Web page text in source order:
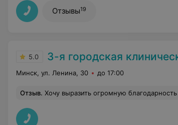
Отзывы19
5.0 3-я городская клиническая
Минск, ул. Ленина, 30 до 17:00
Отзыв. Хочу выразить огромную благодарность Юдину Павлу Юрьвичу,офтальмохирургу отделения "Микрохирургия глаза N2" 3ГКБ.Доктор внушает доверие с первой минуты своим спокойствием и уверенностью,отвечает на все вопросы.Операция по удалению катаракты прошла успешно.Работа